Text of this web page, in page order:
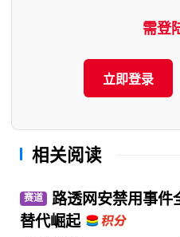
需登
立即登录
相关阅读
赛道
路透网安禁用事件
替代崛起